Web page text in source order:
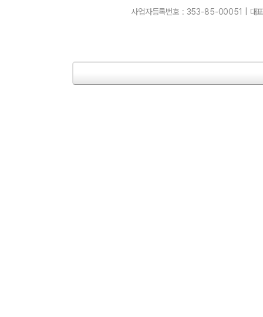
사업자등록번호 : 353-85-00051 | 대표